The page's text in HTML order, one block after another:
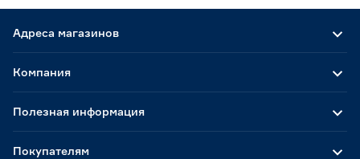
Адреса магазинов
Компания
Полезная информация
Покупателям